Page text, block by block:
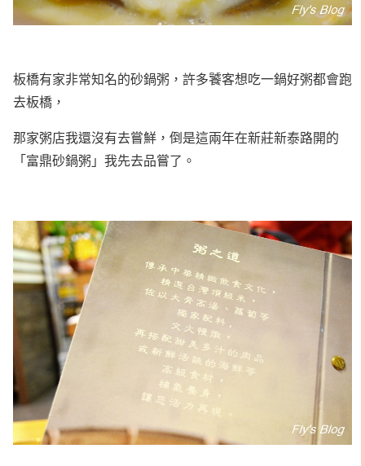
板橋有家非常知名的砂鍋粥，許多饕客想吃一鍋好粥都會跑
去板橋，
那家粥店我還沒有去嘗鮮，倒是這兩年在新莊新泰路開的
「富鼎砂鍋粥」我先去品嘗了。